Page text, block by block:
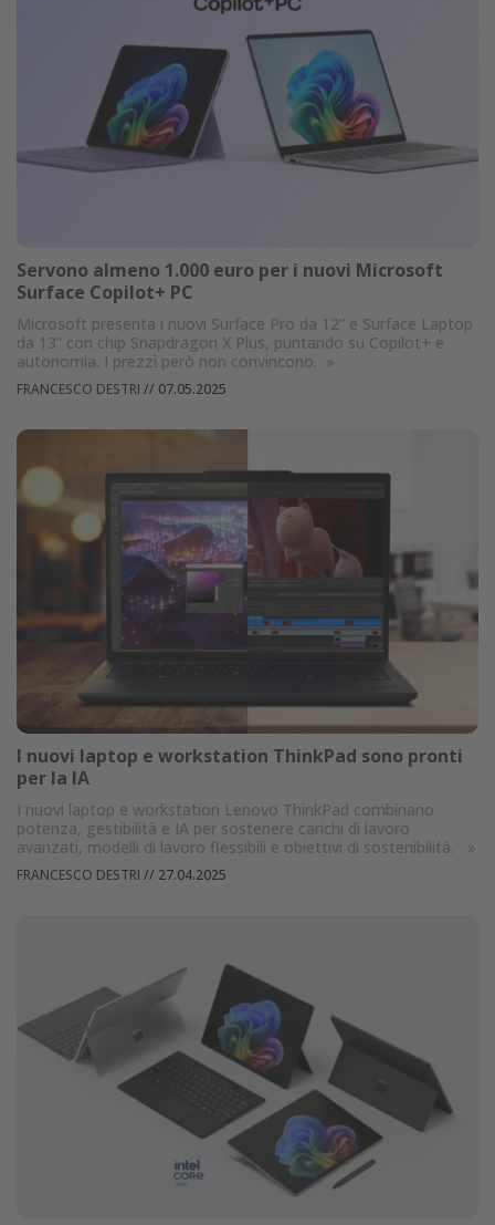
Servono almeno 1.000 euro per i nuovi Microsoft
Surface Copilot+ PC
Microsoft presenta i nuovi Surface Pro da 12” e Surface Laptop
da 13” con chip Snapdragon X Plus, puntando su Copilot+ e
autonomia. I prezzi però non convincono. »
FRANCESCO DESTRI // 07.05.2025
I nuovi laptop e workstation ThinkPad sono pronti
per la IA
I nuovi laptop e workstation Lenovo ThinkPad combinano
potenza, gestibilità e IA per sostenere carichi di lavoro
avanzati, modelli di lavoro flessibili e obiettivi di sostenibilità.
»
FRANCESCO DESTRI // 27.04.2025